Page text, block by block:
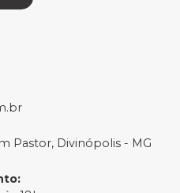
Pastor, Divinópolis - MG
: